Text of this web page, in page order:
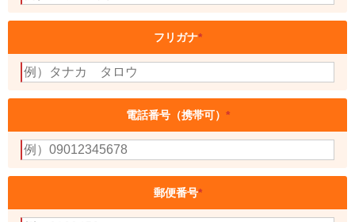
フリガナ*
電話番号（携帯可） *
郵便番号*